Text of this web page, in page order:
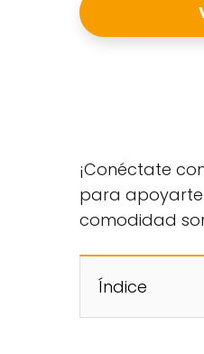
¡Conéctate
para apoyarte
comodidad
Índice